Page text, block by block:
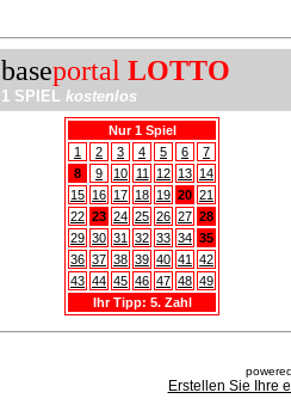
baseportal LOTTO
1 SPIEL kostenlos
Nur 1 Spiel
1
2 3 4 5 6
7
8
9 10 11 12 13 14
15 16 17 18 19 20 21
22 23 24 25 26 27 28
29 30 31 32 33 34 35
36 37 38 39 40 41
42
43 44 45 46 47 48 49
Ihr Tipp: 5. Zahl
Erstellen Sie Ihre